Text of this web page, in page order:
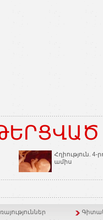
Հղիություն. 4-
ամիս